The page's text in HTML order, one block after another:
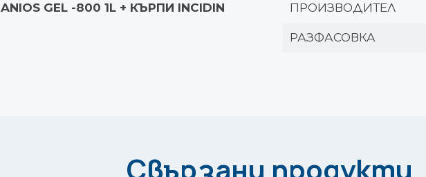
ANIOS GEL -800 1L + КЪРПИ INCIDIN
ПРОИЗВОДИТЕЛ
РАЗФАСОВКА
Свързани продукти